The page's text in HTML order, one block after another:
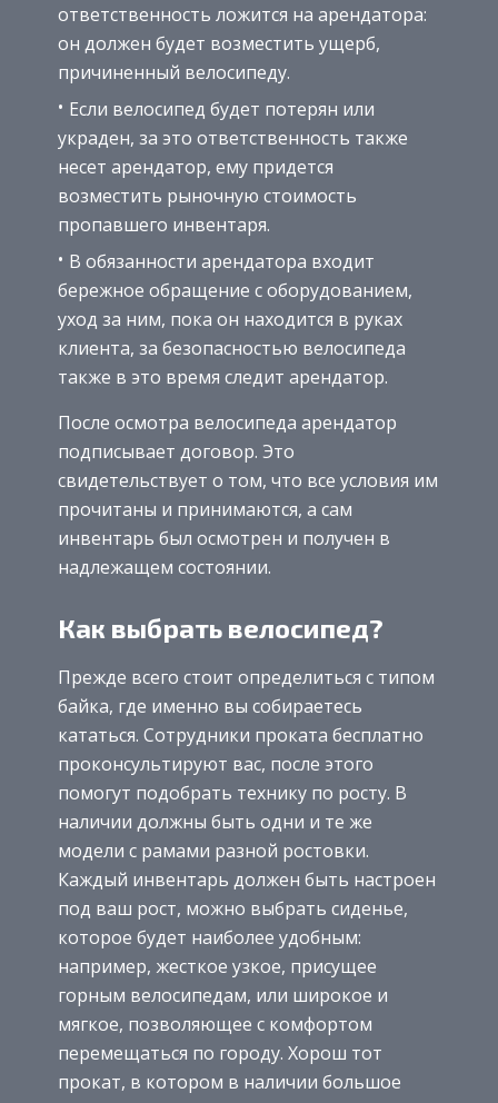
ответственность ложится на арендатора:
он должен будет возместить ущерб,
причиненный велосипеду.
Если велосипед будет потерян или
украден, за это ответственность также
несет арендатор, ему придется
возместить рыночную стоимость
пропавшего инвентаря.
В обязанности арендатора входит
бережное обращение с оборудованием,
уход за ним, пока он находится в руках
клиента, за безопасностью велосипеда
также в это время следит арендатор.
После осмотра велосипеда арендатор
подписывает договор. Это
свидетельствует о том, что все условия им
прочитаны и принимаются, а сам
инвентарь был осмотрен и получен в
надлежащем состоянии.
Как выбрать велосипед?
Прежде всего стоит определиться с типом
байка, где именно вы собираетесь
кататься. Сотрудники проката бесплатно
проконсультируют вас, после этого
помогут подобрать технику по росту. В
наличии должны быть одни и те же
модели с рамами разной ростовки.
Каждый инвентарь должен быть настроен
под ваш рост, можно выбрать сиденье,
которое будет наиболее удобным:
например, жесткое узкое, присущее
горным велосипедам, или широкое и
мягкое, позволяющее с комфортом
перемещаться по городу. Хорош тот
прокат, в котором в наличии большое